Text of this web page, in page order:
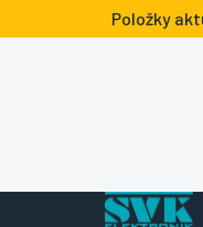
na
Položky